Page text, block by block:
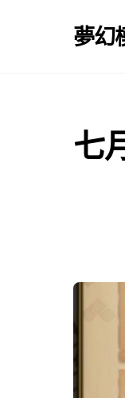
夢幻
七